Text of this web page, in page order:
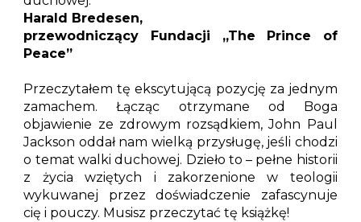
Harald Bredesen,
przewodniczący Fundacji „The Prince of
Peace”
Przeczytałem tę ekscytującą pozycję za jednym
zamachem. Łącząc otrzymane od Boga
objawienie ze zdrowym rozsądkiem, John Paul
Jackson oddał nam wielką przysługę, jeśli chodzi
o temat walki duchowej. Dzieło to – pełne historii
z życia wziętych i zakorzenione w teologii
wykuwanej przez doświadczenie zafascynuje
cię i pouczy. Musisz przeczytać tę książkę!